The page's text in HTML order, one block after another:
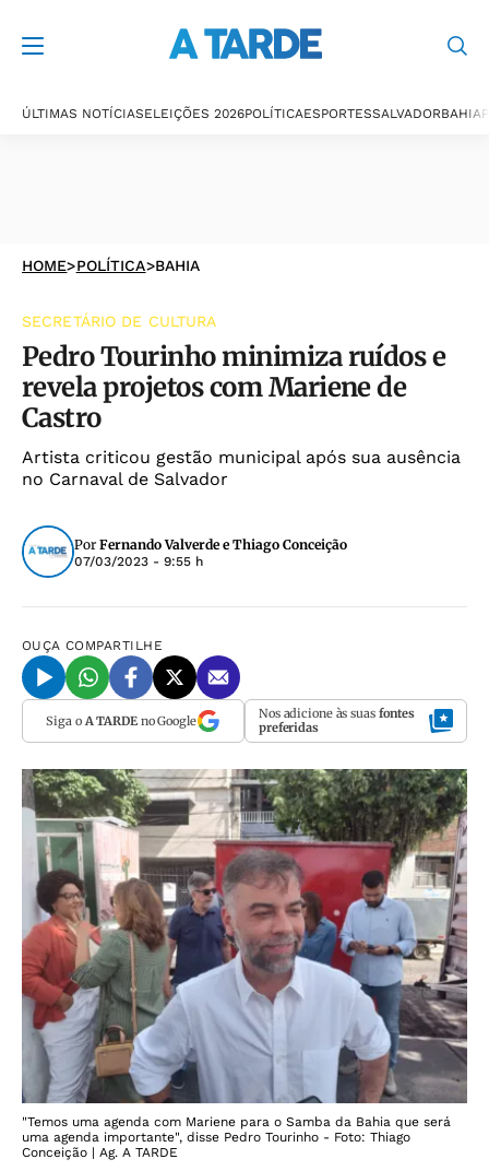
ÚLTIMAS NOTÍCIASELEIÇÕES 2026POLÍTICAESPORTESSALVADORBAHIA
HOME>POLÍTICA>BAHIA
SECRETÁRIO DE CULTURA
Pedro Tourinho minimiza ruídos e
revela projetos com Mariene de
Castro
Artista criticou gestão municipal após sua ausência
no Carnaval de Salvador
Por Fernando Valverde e Thiago Conceição
07/03/2023 - 9:55 h
OUÇA COMPARTILHE
Siga o A TARDEno Google Nos adicione às suas fontes
preferidas
"Temos uma agenda com Mariene para o Samba da Bahia que será
uma agenda importante", disse Pedro Tourinho - Foto: Thiago
Conceição | Ag. A TARDE